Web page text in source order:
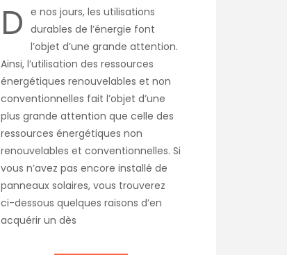
D e nos jours, les utilisations
durables de l’énergie font
l’objet d’une grande attention.
Ainsi, l’utilisation des ressources
énergétiques renouvelables et non
conventionnelles fait l’objet d’une
plus grande attention que celle des
ressources énergétiques non
renouvelables et conventionnelles. Si
vous n’avez pas encore installé de
panneaux solaires, vous trouverez
ci-dessous quelques raisons d’en
acquérir un dès